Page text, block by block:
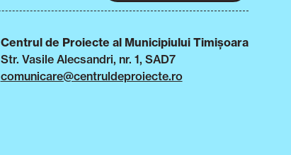
Centrul de Proiecte al Municipiului Timișoara
Str. Vasile Alecsandri, nr. 1, SAD7
comunicare@centruldeproiecte.ro